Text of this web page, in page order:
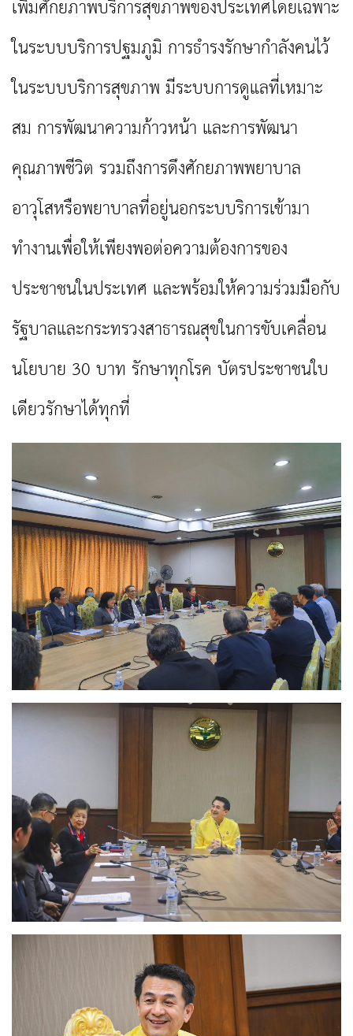
เพิ่มศักยภาพบริการสุขภาพของประเทศโดยเฉพาะ
ในระบบบริการปฐมภูมิ การธำรงรักษากำลังคนไว้
ในระบบบริการสุขภาพ มีระบบการดูแลที่เหมาะ
สม การพัฒนาความก้าวหน้า และการพัฒนา
คุณภาพชีวิต รวมถึงการดึงศักยภาพพยาบาล
อาวุโสหรือพยาบาลที่อยู่นอกระบบริการเข้ามา
ทำงานเพื่อให้เพียงพอต่อความต้องการของ
ประชาชนในประเทศ และพร้อมให้ความร่วมมือกับ
รัฐบาลและกระทรวงสาธารณสุขในการขับเคลื่อน
นโยบาย 30บาท รักษาทุกโรค บัตรประชาชนใบ
เดียวรักษาได้ทุกที่